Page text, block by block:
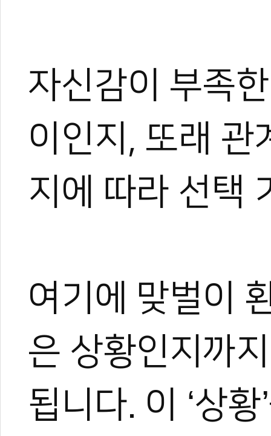
자신감이 부족
이인지, 또래 관
지에 따라 선택
여기에 맞벌이
은 상황인지까
됩니다. 이 ‘상